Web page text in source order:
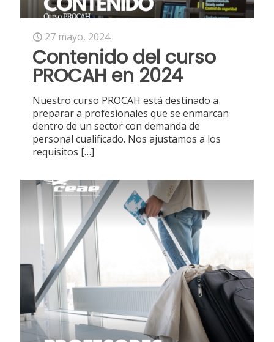
27 mayo, 2024
Contenido del curso
PROCAH en 2024
Nuestro curso PROCAH está destinado a
preparar a profesionales que se enmarcan
dentro de un sector con demanda de
personal cualificado. Nos ajustamos a los
requisitos […]